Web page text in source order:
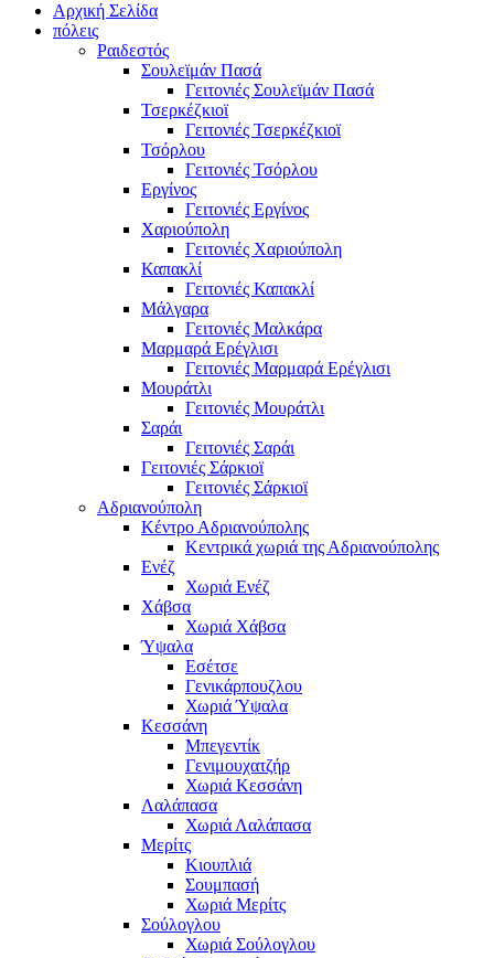
Αρχική Σελίδα
πόλεις
Ραιδεστός
Σουλεϊμάν Πασά
Γειτονιές Σουλεϊμάν Πασά
Τσερκέζκιοϊ
Γειτονιές Τσερκέζκιοϊ
Τσόρλου
Γειτονιές Τσόρλου
Εργίνος
Γειτονιές Εργίνος
Χαριούπολη
Γειτονιές Χαριούπολη
Καπακλί
Γειτονιές Καπακλί
Μάλγαρα
Γειτονιές Μαλκάρα
Μαρμαρά Ερέγλισι
Γειτονιές Μαρμαρά Ερέγλισι
Μουράτλι
Γειτονιές Μουράτλι
Σαράι
Γειτονιές Σαράι
Γειτονιές Σάρκιοϊ
Γειτονιές Σάρκιοϊ
Αδριανούπολη
Κέντρο Αδριανούπολης
Κεντρικά χωριά της Αδριανούπολης
Ενέζ
Χωριά Ενέζ
Χάβσα
Χωριά Χάβσα
Ύψαλα
Εσέτσε
Γενικάρπουζλου
Χωριά Ύψαλα
Κεσσάνη
Μπεγεντίκ
Γενιμουχατζήρ
Χωριά Κεσσάνη
Λαλάπασα
Χωριά Λαλάπασα
Μερίτς
Κιουπλιά
Σουμπασή
Χωριά Μερίτς
Σούλογλου
Χωριά Σούλογλου